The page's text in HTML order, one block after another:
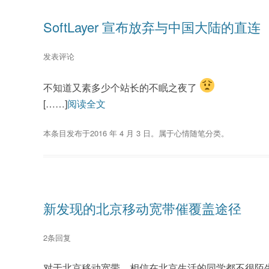
SoftLayer 宣布放弃与中国大陆的直连
发表评论
不知道又素多少个站长的不眠之夜了
[……]阅读全文
本条目发布于2016 年 4 月 3 日。属于心情随笔分类。
新发现的北京移动宽带催覆盖途径
2条回复